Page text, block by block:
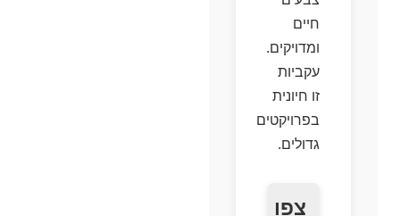
חיים
ומדויקים.
עקביות
זו חיונית
בפרויקטים
גדולים.
צפו